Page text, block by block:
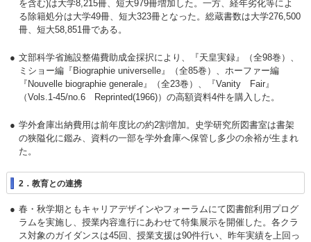
を含む)は大学8,215冊、短大979冊増加した。一方、経年劣化等によ
る除籍処分は大学49冊、短大323冊となった。総蔵書数は大学276,500
冊、短大58,851冊である。
文部科学省施設整備費助成金採択により、『天皇実録』（全98巻）、
ミショー編『Biographie universelle』（全85巻）、ホーファー編
『Nouvelle biographie generale』（全23巻）、『Vanity Fair』
（Vols.1-45/no.6 Reprinted(1966)）の高額資料4件を購入した。
学外倉庫出納費用は前年度比の約2割増加。史学研究所図書室は書架
の狭隘化に鑑み、資料の一部を学外倉庫へ保管し多少の余裕が生まれ
た。
2．教育との連携
春・秋学期ともキャリアデザインやフォーラムにて図書館利用プログ
ラムを実施し、授業内容進行にあわせて特集展示を開催した。各クラ
ス対象のガイダンスは45回、授業支援は90件行い、昨年実績を上回っ